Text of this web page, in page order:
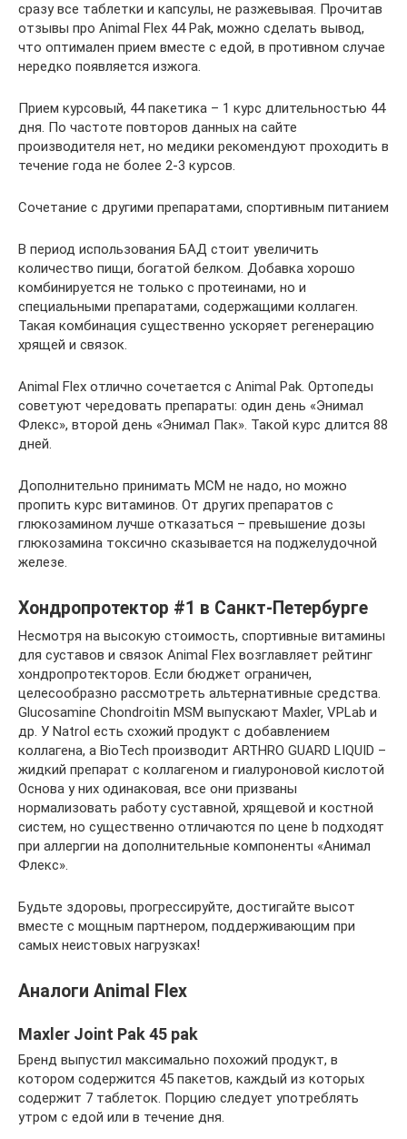
сразу все таблетки и капсулы, не разжевывая. Прочитав
отзывы про Animal Flex 44 Pak, можно сделать вывод,
что оптимален прием вместе с едой, в противном случае
нередко появляется изжога.
Прием курсовый, 44 пакетика – 1 курс длительностью 44
дня. По частоте повторов данных на сайте
производителя нет, но медики рекомендуют проходить в
течение года не более 2-3 курсов.
Сочетание с другими препаратами, спортивным питанием
В период использования БАД стоит увеличить
количество пищи, богатой белком. Добавка хорошо
комбинируется не только с протеинами, но и
специальными препаратами, содержащими коллаген.
Такая комбинация существенно ускоряет регенерацию
хрящей и связок.
Animal Flex отлично сочетается с Animal Pak. Ортопеды
советуют чередовать препараты: один день «Энимал
Флекс», второй день «Энимал Пак». Такой курс длится 88
дней.
Дополнительно принимать МСМ не надо, но можно
пропить курс витаминов. От других препаратов с
глюкозамином лучше отказаться – превышение дозы
глюкозамина токсично сказывается на поджелудочной
железе.
Хондропротектор #1 в Санкт-Петербурге
Несмотря на высокую стоимость, спортивные витамины
для суставов и связок Animal Flex возглавляет рейтинг
хондропротекторов. Если бюджет ограничен,
целесообразно рассмотреть альтернативные средства.
Glucosamine Chondroitin MSM выпускают Maxler, VPLab и
др. У Natrol есть схожий продукт с добавлением
коллагена, а BioTech производит ARTHRO GUARD LIQUID –
жидкий препарат с коллагеном и гиалуроновой кислотой
Основа у них одинаковая, все они призваны
нормализовать работу суставной, хрящевой и костной
систем, но существенно отличаются по цене b подходят
при аллергии на дополнительные компоненты «Анимал
Флекс».
Будьте здоровы, прогрессируйте, достигайте высот
вместе с мощным партнером, поддерживающим при
самых неистовых нагрузках!
Аналоги Animal Flex
Maxler Joint Pak 45 pak
Бренд выпустил максимально похожий продукт, в
котором содержится 45 пакетов, каждый из которых
содержит 7 таблеток. Порцию следует употреблять
утром с едой или в течение дня.